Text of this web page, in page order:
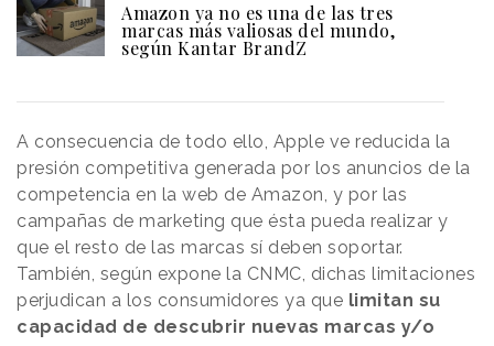
Amazon ya no es una de las tres
marcas más valiosas del mundo,
según Kantar BrandZ
A consecuencia de todo ello, Apple ve reducida la
presión competitiva generada por los anuncios de la
competencia en la web de Amazon, y por las
campañas de marketing que ésta pueda realizar y
que el resto de las marcas sí deben soportar.
También, según expone la CNMC, dichas limitaciones
perjudican a los consumidores ya que limitan su
capacidad de descubrir nuevas marcas y/o